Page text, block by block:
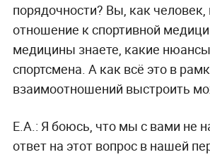
порядочности? Вы, как
отношение к спортивной
медицины знаете, какие
спортсмена. А как всё это в
взаимоотношений выстроить
Е.А.: Я боюсь, что мы с вами не
ответ на этот вопрос в нашей